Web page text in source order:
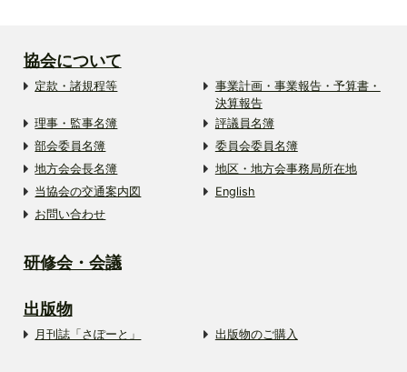
協会について
定款・諸規程等
事業計画・事業報告・予算書・
決算報告
理事・監事名簿
評議員名簿
部会委員名簿
委員会委員名簿
地方会会長名簿
地区・地方会事務局所在地
当協会の交通案内図
English
お問い合わせ
研修会・会議
出版物
月刊誌「さぽーと」 出版物のご購入